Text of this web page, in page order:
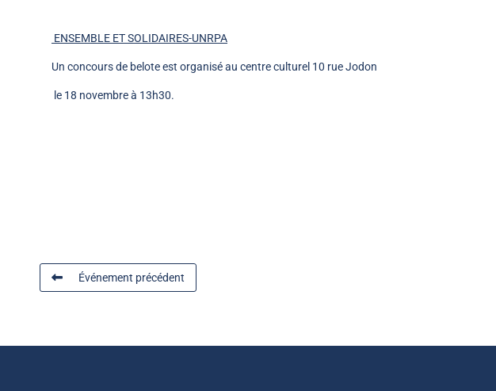
ENSEMBLE ET SOLIDAIRES-UNRPA
Un concours de belote est organisé au centre culturel 10 rue Jodon
le 18 novembre à 13h30.
Événement précédent